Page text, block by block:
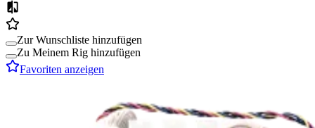
Zur Wunschliste hinzufügen
Zu Meinem Rig hinzufügen
Favoriten anzeigen